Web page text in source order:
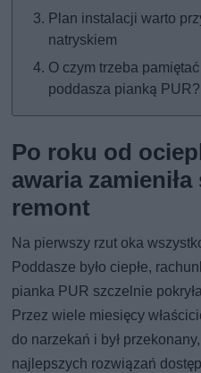
Plan instalacji warto
natryskiem
O czym trzeba
poddasza pianką PUR?
Po roku od
awaria
remont
Na pierwszy rzut oka
Poddasze było ciepłe,
pianka PUR szczelnie
Przez wiele miesięcy
do narzekań i był
najlepszych rozwiązań